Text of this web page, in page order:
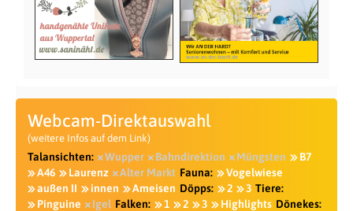
Webcam-Direktauswahl
(weitere Infos auf dem Link)
Talansichten: Wupper Bahndirektion Müngsten
B7
A46
Laurenz Alter Markt Fauna:
Vogelwiese
außen II
innen Ameisen Döpps: 2 3 Tiere:
Pinguine
Igel Falken: 1 2 3 Highlights Dönekes: